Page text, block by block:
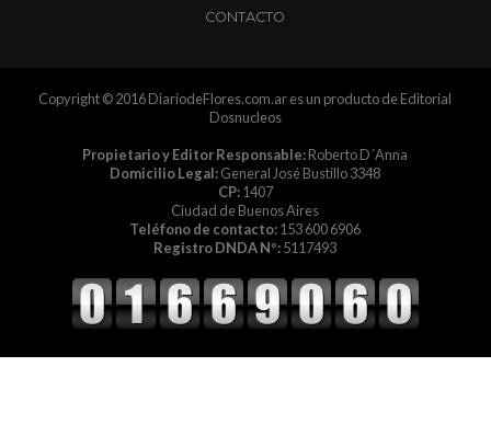
CONTACTO
Copyright © 2016 DiariodeFlores.com.ar es un producto de Editorial
Dosnucleos
Propietario y Editor Responsable:Roberto D´Anna
Domicilio Legal:General José Bustillo 3348
CP:1407
Ciudad de Buenos Aires
Teléfono de contacto:153 600 6906
Registro DNDA Nº:5117493